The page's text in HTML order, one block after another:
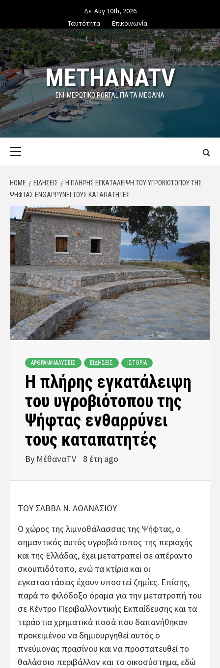
content
Δε. Αυγ 10th, 2026
Ταυτότητα
Επικοινωνία
METHANATV
ΕΝΗΜΕΡΩΤΙΚΌ PORTAL ΓΙΑ ΤΑ ΜΕΘΑΝΑ
HOME ΕΙΔΗΣΕΙΣ
Η ΠΛΉΡΗΣ ΕΓΚΑΤΆΛΕΙΨΗ ΤΟΥ ΥΓΡΟΒΙΌΤΟΠΟΥ ΤΗΣ
ΨΉΦΤΑΣ ΕΝΘΑΡΡΎΝΕΙ ΤΟΥΣ ΚΑΤΑΠΑΤΗΤΈΣ
ΑΡΘΡΑ/ΑΝΑΛΥΣΕΙΣ ΕΙΔΗΣΕΙΣ ΙΣΤΟΡΙΑ
Η πλήρης εγκατάλειψη
του υγροβιότοπου της
Ψήφτας ενθαρρύνει
τους καταπατητές
By ΜέθαναTV 8 έτη ago
ΤΟΥ ΣΑΒΒΑ Ν. ΑΘΑΝΑΣΙΟΥ
Ο χώρος της λιμνοθάλασσας της Ψήφτας, ο
σημαντικός αυτός υγροβιότοπος της περιοχής
και της Ελλάδας, έχει μετατραπεί σε απέραντο
σκουπιδότοπο, ενώ τα κτίρια και οι
εγκαταστάσεις έχουν υποστεί ζημίες. Επίσης,
παρά το φιλόδοξο όραμα για την μετατροπή του
σε Κέντρο Περιβαλλοντικής Εκπαίδευσης και τα
τεράστια χρηματικά ποσά που δαπανήθηκαν
προκειμένου να δημιουργηθεί αυτός ο
πνεύμονας πρασίνου και να προστατευθεί το
θαλάσσιο περιβάλλον και το οικοσύστημα, εδώ